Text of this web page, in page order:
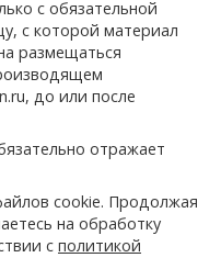
с обязательной
с которой материал
размещаться
до или после
отражает
cookie. Продолжая
на обработку
с политикой